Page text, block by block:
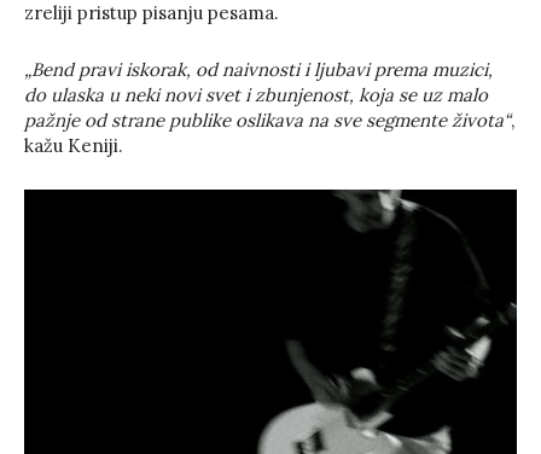
zreliji pristup pisanju pesama.
„Bend pravi iskorak, od naivnosti i ljubavi prema muzici,
do ulaska u neki novi svet i zbunjenost, koja se uz malo
pažnje od strane publike oslikava na sve segmente života“,
kažu Keniji.